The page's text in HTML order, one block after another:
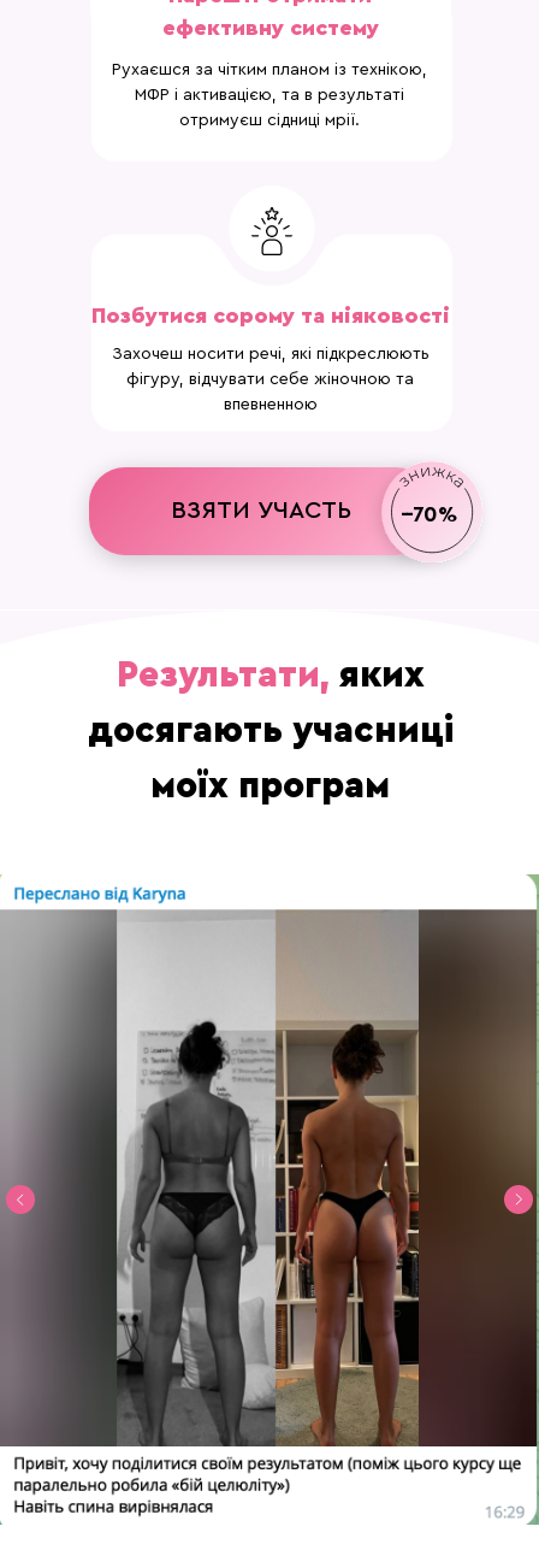
Захочеш носити речі, які підкреслюють
фігуру, відчувати себе жіночною та
впевненною
Позбутися сорому та ніяковості
ефективну систему
Рухаєшся за чітким планом із технікою,
МФР і активацією, та в результаті
отримуєш сідниці мрії.
ВЗЯТИ УЧАСТЬ --70%
Результати, яких
досягають учасниці
моїх програм